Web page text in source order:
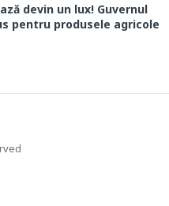
devin un lux! Guvernul
pentru produsele agricole